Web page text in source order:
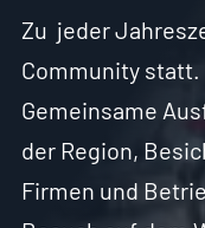
Zu jeder
Community
Gemeinsame
der Region,
Firmen und